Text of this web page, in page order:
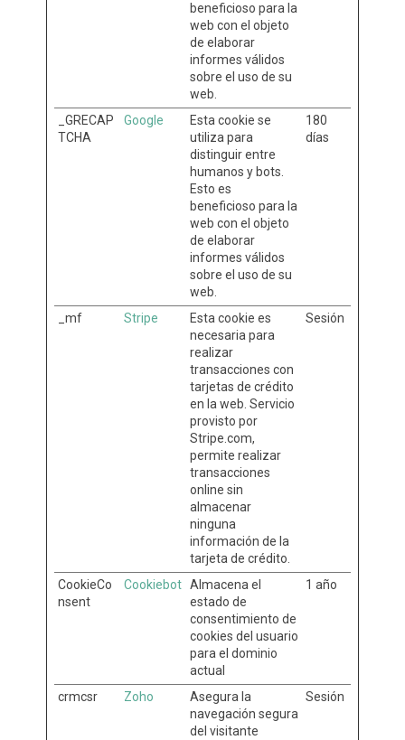
beneficioso para la
web con el objeto
de elaborar
informes válidos
sobre el uso de su
web.
_GRECAP
TCHA
Google
Esta cookie se
utiliza para
distinguir entre
humanos y bots.
Esto es
beneficioso para la
web con el objeto
de elaborar
informes válidos
sobre el uso de su
web.
180
días
_mf Stripe
Esta cookie es
necesaria para
realizar
transacciones con
tarjetas de crédito
en la web. Servicio
provisto por
Stripe.com,
permite realizar
transacciones
online sin
almacenar
ninguna
información de la
tarjeta de crédito.
Sesión
CookieCo
nsent
Cookiebot Almacena el
estado de
consentimiento de
cookies del usuario
para el dominio
actual
1 año
crmcsr Zoho
Asegura la
navegación segura
del visitante
Sesión